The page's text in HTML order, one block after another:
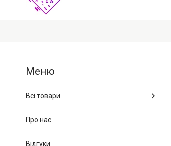
Всі товари
Про нас
Відгуки